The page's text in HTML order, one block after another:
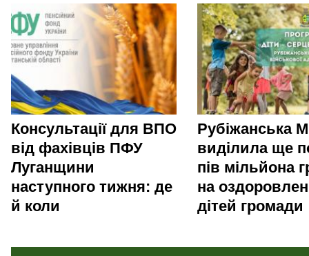
Консультації для ВПО
від фахівців ПФУ
Луганщини
наступного тижня: де
й коли
Рубіжанська
виділила ще
пів мільйона
на
дітей громади